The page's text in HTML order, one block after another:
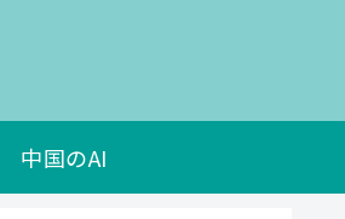
中国のAI